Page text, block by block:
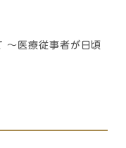
～医療従事者が日頃